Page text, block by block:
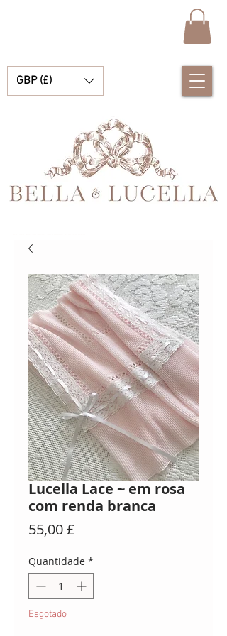
GBP (£)
Lucella Lace ~ em rosa
com renda branca
55,00 £Preço
Quantidade *
Esgotado